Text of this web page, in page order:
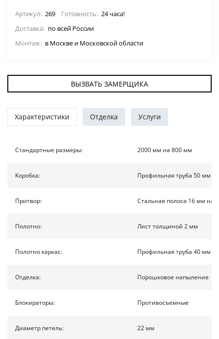
СТАВНИ НА ОКНА (22)
ДВЕРИ ПО ОСОБЕННОСТЯМ
ДВЕРИ С ТЕРМОРАЗРЫВОМ
ФОТО
УСЛУГИ
О НАС
НОВОСТИ
КОНТАКТЫ
Доставка по России
Артикул: 269 Готовность: 24 часа!
Доставка: по всей России
Монтаж: в Москве и Московской области
ВЫЗВАТЬ ЗАМЕРЩИКА
Характеристики Отделка Услуги
Стандартные размеры: 2000 мм на 800 мм
Коробка: Профильная труба 50 мм
Притвор: Стальная полоса 16 мм на
Полотно: Лист толщиной 2 мм
Полотно каркас: Профильная труба 40 мм
Отделка: Порошковое напыление
Блокираторы: Противосъемные
Диаметр петель: 22 мм